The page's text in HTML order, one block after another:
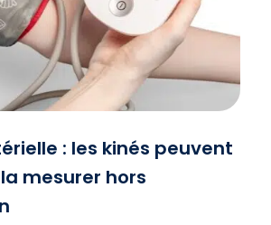
: les kinés peuvent
mesurer hors